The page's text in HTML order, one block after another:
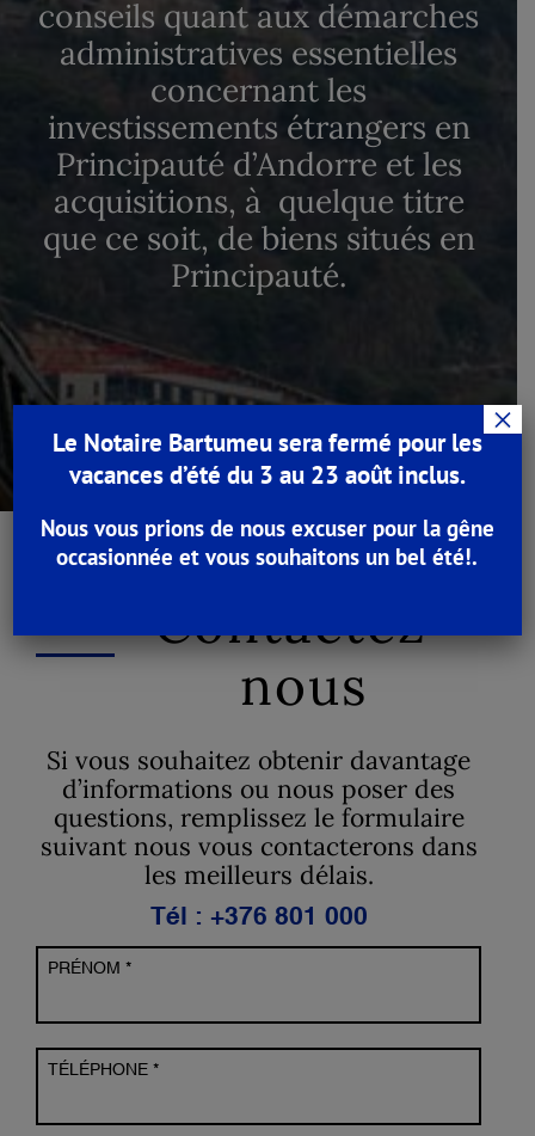
conseils quant aux démarches
administratives essentielles
concernant les
investissements étrangers en
Principauté d’Andorre et les
acquisitions, à quelque titre
que ce soit, de biens situés en
Principauté.
Contactez-
nous
Si vous souhaitez obtenir davantage
d’informations ou nous poser des
questions, remplissez le formulaire
suivant nous vous contacterons dans
les meilleurs délais.
Tél : +376 801 000
PRÉNOM *
TÉLÉPHONE *
Le Notaire Bartumeu sera fermé pour les
vacances d’été du 3 au 23 août inclus.
Nous vous prions de nous excuser pour la gêne
occasionnée et vous souhaitons un bel été!.
×